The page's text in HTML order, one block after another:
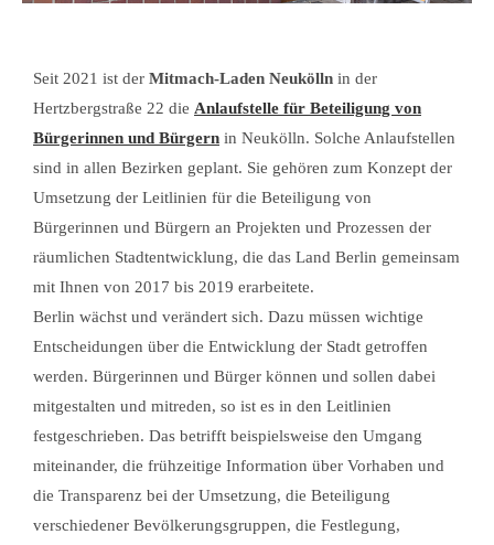
Seit 2021 ist der Mitmach-Laden Neukölln in der
Hertzbergstraße 22 die Anlaufstelle für Beteiligung von
Bürgerinnen und Bürgern in Neukölln. Solche Anlaufstellen
sind in allen Bezirken geplant. Sie gehören zum Konzept der
Umsetzung der Leitlinien für die Beteiligung von
Bürgerinnen und Bürgern an Projekten und Prozessen der
räumlichen Stadtentwicklung, die das Land Berlin gemeinsam
mit Ihnen von 2017 bis 2019 erarbeitete.
Berlin wächst und verändert sich. Dazu müssen wichtige
Entscheidungen über die Entwicklung der Stadt getroffen
werden. Bürgerinnen und Bürger können und sollen dabei
mitgestalten und mitreden, so ist es in den Leitlinien
festgeschrieben. Das betrifft beispielsweise den Umgang
miteinander, die frühzeitige Information über Vorhaben und
die Transparenz bei der Umsetzung, die Beteiligung
verschiedener Bevölkerungsgruppen, die Festlegung,